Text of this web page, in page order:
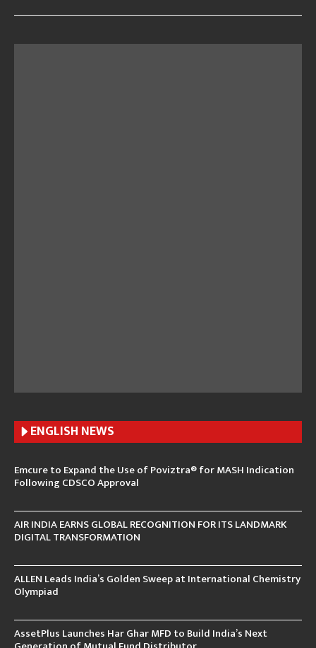
ENGLISH NEWS
Emcure to Expand the Use of Poviztra® for MASH Indication
Following CDSCO Approval
AIR INDIA EARNS GLOBAL RECOGNITION FOR ITS LANDMARK
DIGITAL TRANSFORMATION
ALLEN Leads India’s Golden Sweep at International Chemistry
Olympiad
AssetPlus Launches Har Ghar MFD to Build India’s Next